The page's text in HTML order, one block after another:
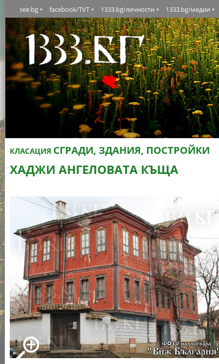
see.bg facebook/TVT 1333.bg/личности 1333.bg/медии
КЛАСАЦИЯ СГРАДИ, ЗДАНИЯ, ПОСТРОЙКИ
ХАДЖИ АНГЕЛОВАТА КЪЩА